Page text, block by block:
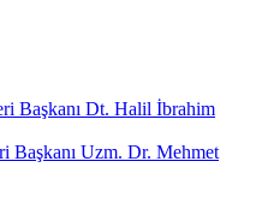
Başkanı Dt. Halil İbrahim
Başkanı Uzm. Dr. Mehmet